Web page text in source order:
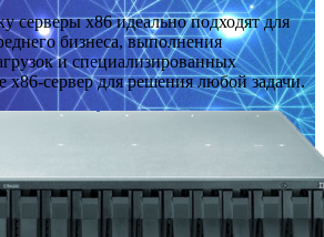
серверы x86 идеально подходят для
бизнеса, выполнения
и специализированных
сервер для решения любой задачи.